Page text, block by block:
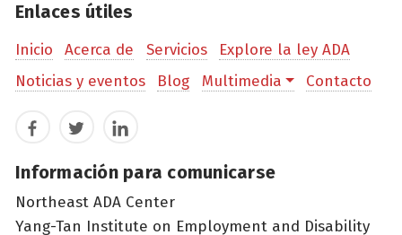
Enlaces útiles
Inicio Acerca de Servicios
Explore la ley ADA
Noticias y eventos
Blog Multimedia Contacto
FacebookTwitterLinkedIn
Información para comunicarse
Northeast ADA Center
Yang-Tan Institute on Employment and Disability